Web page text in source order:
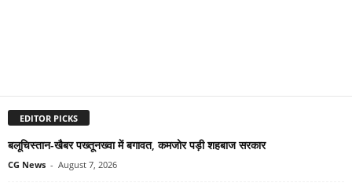
EDITOR PICKS
बलूचिस्तान-खैबर पख्तूनख्वा में बगावत, कमजोर पड़ी शहबाज सरकार
CG News - August 7, 2026